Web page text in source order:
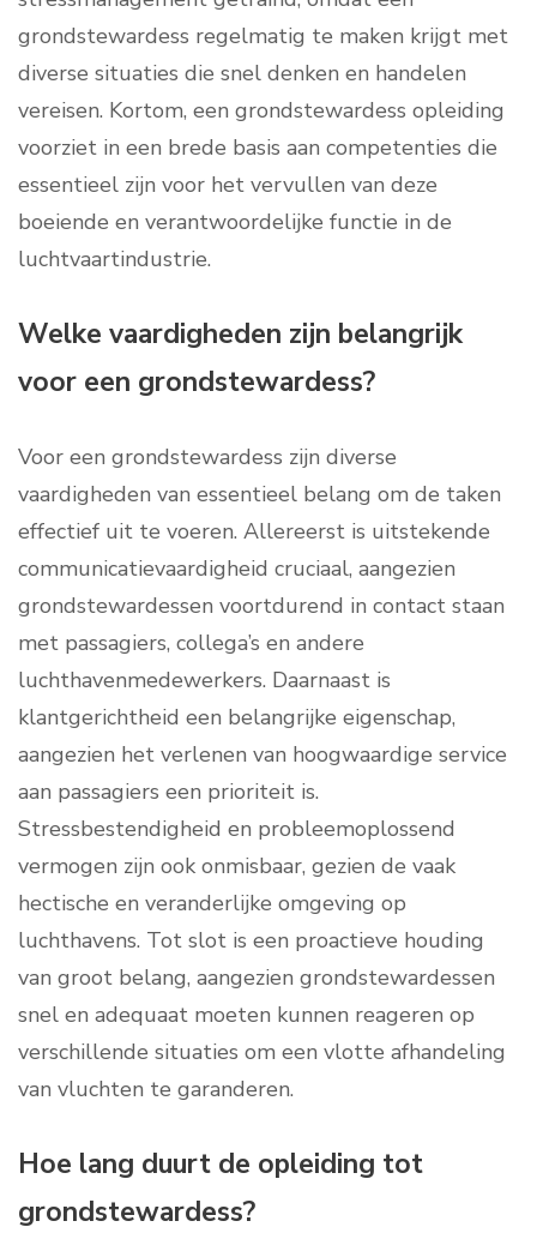
grondstewardess regelmatig te maken krijgt met
diverse situaties die snel denken en handelen
vereisen. Kortom, een grondstewardess opleiding
voorziet in een brede basis aan competenties die
essentieel zijn voor het vervullen van deze
boeiende en verantwoordelijke functie in de
luchtvaartindustrie.
Welke vaardigheden zijn belangrijk
voor een grondstewardess?
Voor een grondstewardess zijn diverse
vaardigheden van essentieel belang om de taken
effectief uit te voeren. Allereerst is uitstekende
communicatievaardigheid cruciaal, aangezien
grondstewardessen voortdurend in contact staan
met passagiers, collega’s en andere
luchthavenmedewerkers. Daarnaast is
klantgerichtheid een belangrijke eigenschap,
aangezien het verlenen van hoogwaardige service
aan passagiers een prioriteit is.
Stressbestendigheid en probleemoplossend
vermogen zijn ook onmisbaar, gezien de vaak
hectische en veranderlijke omgeving op
luchthavens. Tot slot is een proactieve houding
van groot belang, aangezien grondstewardessen
snel en adequaat moeten kunnen reageren op
verschillende situaties om een vlotte afhandeling
van vluchten te garanderen.
Hoe lang duurt de opleiding tot
grondstewardess?